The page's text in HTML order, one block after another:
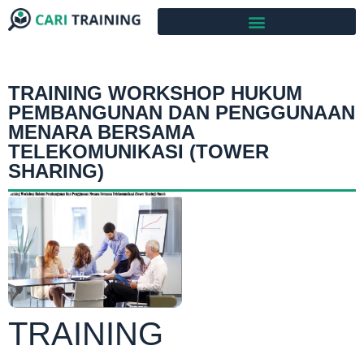
TRAINING WORKSHOP HUKUM
PEMBANGUNAN DAN PENGGUNAAN
MENARA BERSAMA
TELEKOMUNIKASI (TOWER
SHARING)
TRAINING